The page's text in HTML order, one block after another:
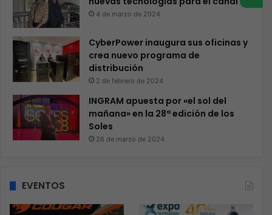
4 de marzo de 2024
CyberPower inaugura sus oficinas y
crea nuevo programa de
distribución
2 de febrero de 2024
INGRAM apuesta por «el sol del
mañana» en la 28ª edición de los
Soles
26 de marzo de 2024
EVENTOS